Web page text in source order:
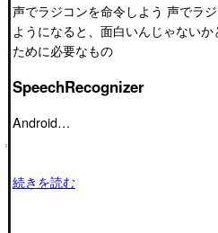
声でラジコンを命令しよう 声でラ
ようになると、面白いんじゃない
ために必要なもの
SpeechRecognizer
Android…
続きを読む